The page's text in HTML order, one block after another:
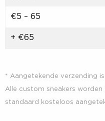
€5 – 65
+ €65
* Aangetekende verzending
Alle custom sneakers worden
standaard kosteloos